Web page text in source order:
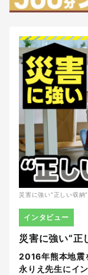
災害に強い“正
2016年熊本地震
永りえ先生にイ
インタビュー
災害に強い“正しい収納